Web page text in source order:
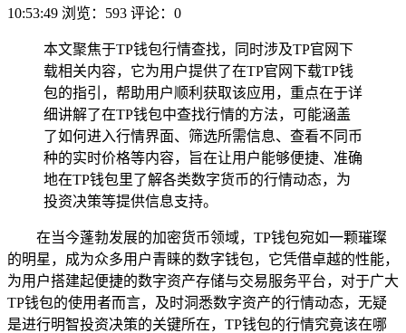
10:53:49 浏览：593 评论：0
本文聚焦于TP钱包行情查找，同时涉及TP官网下
载相关内容，它为用户提供了在TP官网下载TP钱
包的指引，帮助用户顺利获取该应用，重点在于详
细讲解了在TP钱包中查找行情的方法，可能涵盖
了如何进入行情界面、筛选所需信息、查看不同币
种的实时价格等内容，旨在让用户能够便捷、准确
地在TP钱包里了解各类数字货币的行情动态，为
投资决策等提供信息支持。
在当今蓬勃发展的加密货币领域，TP钱包宛如一颗璀璨
的明星，成为众多用户青睐的数字钱包，它凭借卓越的性能，
为用户搭建起便捷的数字资产存储与交易服务平台，对于广大
TP钱包的使用者而言，及时洞悉数字资产的行情动态，无疑
是进行明智投资决策的关键所在，TP钱包的行情究竟该在哪